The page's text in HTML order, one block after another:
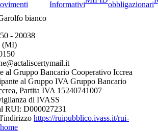
Informativi
obbligazionari
- 20038
(MI)
al Gruppo Bancario Cooperativo Iccrea
al Gruppo IVA Gruppo Bancario
Partita IVA 15240741007
di IVASS
RUI: D000027231
https://ruipubblico.ivass.it/rui-